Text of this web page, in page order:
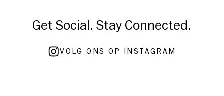
Get Social. Stay Connected.
VOLG ONS OP INSTAGRAM